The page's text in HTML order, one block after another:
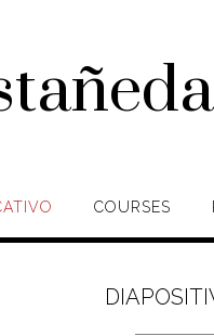
COURSES